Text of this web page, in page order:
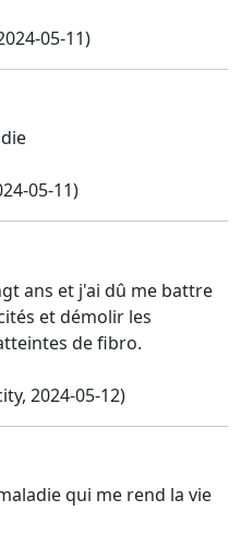
05-11)
05-11)
ans et j'ai dû me battre
et démolir les
de fibro.
2024-05-12)
qui me rend la vie